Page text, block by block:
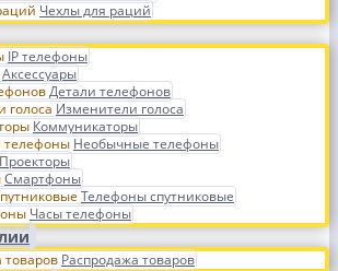
Чехлы для раций
IP телефоны
Аксессуары
Детали телефонов
Изменители голоса
Коммуникаторы
Необычные телефоны
Проекторы
Смартфоны
Телефоны спутниковые
Часы телефоны
Распродажа товаров